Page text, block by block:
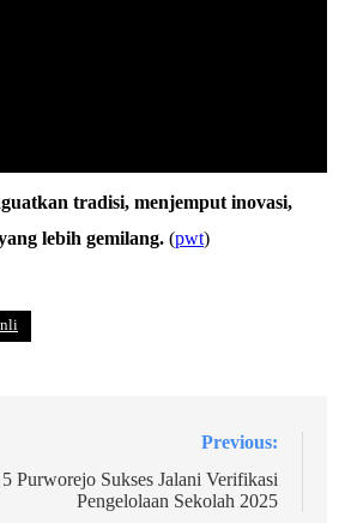
tradisi, menjemput inovasi,
lebih gemilang. (pwt)
Previous:
Purworejo Sukses Jalani Verifikasi
Pengelolaan Sekolah 2025